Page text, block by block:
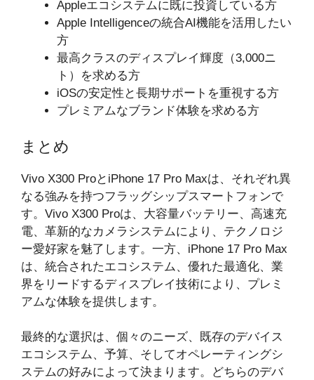
Appleエコシステムに既に投資している方
Apple Intelligenceの統合AI機能を活用したい
方
最高クラスのディスプレイ輝度（3,000ニ
ト）を求める方
iOSの安定性と長期サポートを重視する方
プレミアムなブランド体験を求める方
まとめ
Vivo X300 ProとiPhone 17 Pro Maxは、それぞれ異
なる強みを持つフラッグシップスマートフォンで
す。Vivo X300 Proは、大容量バッテリー、高速充
電、革新的なカメラシステムにより、テクノロジ
ー愛好家を魅了します。一方、iPhone 17 Pro Max
は、統合されたエコシステム、優れた最適化、業
界をリードするディスプレイ技術により、プレミ
アムな体験を提供します。
最終的な選択は、個々のニーズ、既存のデバイス
エコシステム、予算、そしてオペレーティングシ
ステムの好みによって決まります。どちらのデバ